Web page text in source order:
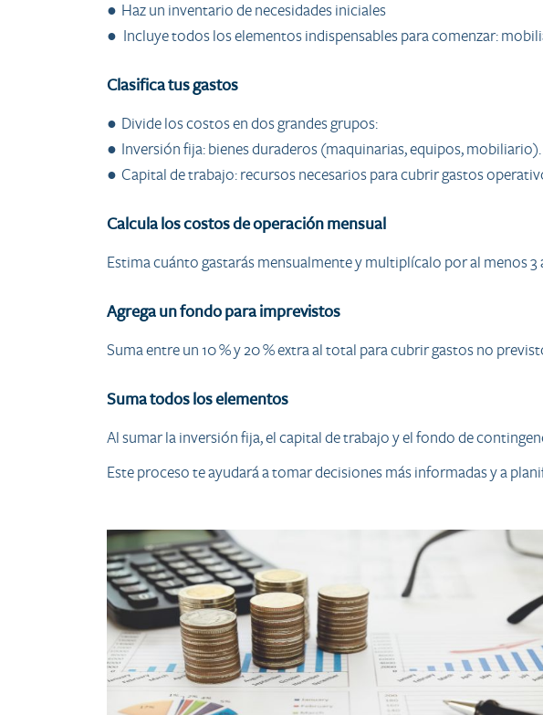
● Haz un inventario de necesidades iniciales
● Incluye todos los elementos indispensables para comenzar:
Clasifica tus gastos
● Divide los costos en dos grandes grupos:
● Inversión fija: bienes duraderos (maquinarias, equipos, mobiliario).
● Capital de trabajo: recursos necesarios para cubrir gastos
Calcula los costos de operación mensual
Estima cuánto gastarás mensualmente y multiplícalo por al menos 3
Agrega un fondo para imprevistos
Suma entre un 10 % y 20 % extra al total para cubrir gastos no
Suma todos los elementos
Al sumar la inversión fija, el capital de trabajo y el fondo de
Este proceso te ayudará a tomar decisiones más informadas y a